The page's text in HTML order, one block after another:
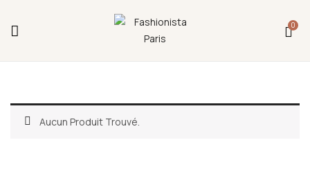
0
Aucun Produit Trouvé.
Fermeture annuelle du 17 juillet 16h au 12 août.
L'ajout au panier est indisponible et aucune
commande ni remise en main propre ne sera